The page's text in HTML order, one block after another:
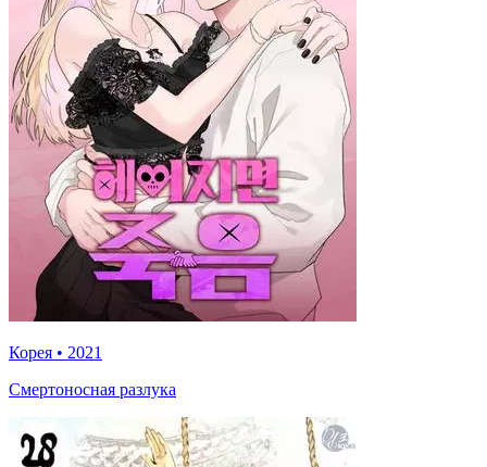
Корея • 2021
Смертоносная разлука